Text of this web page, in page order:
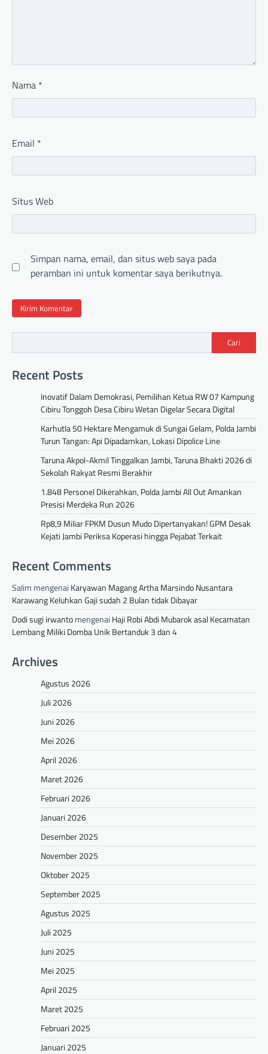
Nama *
Email *
Situs Web
Simpan nama, email, dan situs web saya pada
peramban ini untuk komentar saya berikutnya.
Cari
Recent Posts
Inovatif Dalam Demokrasi, Pemilihan Ketua RW 07 Kampung
Cibiru Tonggoh Desa Cibiru Wetan Digelar Secara Digital
Karhutla 50 Hektare Mengamuk di Sungai Gelam, Polda Jambi
Turun Tangan: Api Dipadamkan, Lokasi Dipolice Line
Taruna Akpol-Akmil Tinggalkan Jambi, Taruna Bhakti 2026 di
Sekolah Rakyat Resmi Berakhir
1.848 Personel Dikerahkan, Polda Jambi All Out Amankan
Presisi Merdeka Run 2026
Rp8,9 Miliar FPKM Dusun Mudo Dipertanyakan! GPM Desak
Kejati Jambi Periksa Koperasi hingga Pejabat Terkait
Recent Comments
Salim mengenai Karyawan Magang Artha Marsindo Nusantara
Karawang Keluhkan Gaji sudah 2 Bulan tidak Dibayar
Dodi sugi irwantomengenai Haji Robi Abdi Mubarok asal Kecamatan
Lembang Miliki Domba Unik Bertanduk 3 dan 4
Archives
Agustus 2026
Juli 2026
Juni 2026
Mei 2026
April 2026
Maret 2026
Februari 2026
Januari 2026
Desember 2025
November 2025
Oktober 2025
September 2025
Agustus 2025
Juli 2025
Juni 2025
Mei 2025
April 2025
Maret 2025
Februari 2025
Januari 2025